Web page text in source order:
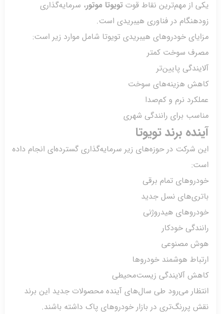
از مهم‌ترین نقاط قوتتویوتا موتور، سرمایه‌گذاری
در فناوری هیبریدی است.
خودروهای هیبریدی تویوتا شامل موارد زیر است:
سوخت کمتر
پایین‌تر
هزینه‌های سوخت
نرم و کم‌صدا
برای رانندگی شهری
برند تویوتا
شرکت در حوزه‌های زیر سرمایه‌گذاری گسترده‌ای انجام داده
تمام برقی
نسل جدید
هیدروژنی
خودکار
مصنوعی
هوشمند خودروها
آلایندگی زیست‌محیطی
می‌رود طی سال‌های آینده محصولات جدید این برند
پررنگ‌تری در بازار خودروهای پاک داشته باشند.